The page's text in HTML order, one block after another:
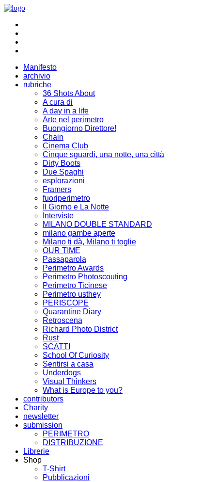
Manifesto
archivio
rubriche
36 Shots About
A cura di
A day in a life
Arte nel perimetro
Buongiorno Direttore!
Chain
Cinema Club
Cinque sguardi, una notte, una città
Dirty Boots
Due Spaghi
esplorazioni
Framers
fuoriperimetro
Il Giorno e La Notte
Interviste
MILANO DOUBLE STANDARD
milano gambe aperte
Milano ti dà, Milano ti toglie
OUR TIME
Passaparola
Perimetro Awards
Perimetro Photoscouting
Perimetro Ticinese
Perimetro usthey
PERISCOPE
Quarantine Diary
Retroscena
Richard Photo District
Rust
SCATTI
School Of Curiosity
Sentirsi a casa
Underdogs
Visual Thinkers
What is Europe to you?
contributors
Charity
newsletter
submission
PERIMETRO
DISTRIBUZIONE
Librerie
Shop
T-Shirt
Pubblicazioni